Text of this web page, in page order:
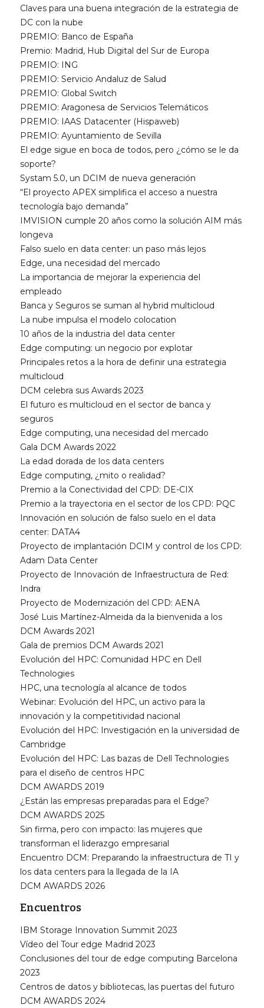
Claves para una buena integración de la estrategia de
DC con la nube
PREMIO: Banco de España
Premio: Madrid, Hub Digital del Sur de Europa
PREMIO: ING
PREMIO: Servicio Andaluz de Salud
PREMIO: Global Switch
PREMIO: Aragonesa de Servicios Telemáticos
PREMIO: IAAS Datacenter (Hispaweb)
PREMIO: Ayuntamiento de Sevilla
El edge sigue en boca de todos, pero ¿cómo se le da
soporte?
Systam 5.0, un DCIM de nueva generación
“El proyecto APEX simplifica el acceso a nuestra
tecnología bajo demanda”
IMVISION cumple 20 años como la solución AIM más
longeva
Falso suelo en data center: un paso más lejos
Edge, una necesidad del mercado
La importancia de mejorar la experiencia del
empleado
Banca y Seguros se suman al hybrid multicloud
La nube impulsa el modelo colocation
10 años de la industria del data center
Edge computing: un negocio por explotar
Principales retos a la hora de definir una estrategia
multicloud
DCM celebra sus Awards 2023
El futuro es multicloud en el sector de banca y
seguros
Edge computing, una necesidad del mercado
Gala DCM Awards 2022
La edad dorada de los data centers
Edge computing, ¿mito o realidad?
Premio a la Conectividad del CPD: DE-CIX
Premio a la trayectoria en el sector de los CPD: PQC
Innovación en solución de falso suelo en el data
center: DATA4
Proyecto de implantación DCIM y control de los CPD:
Adam Data Center
Proyecto de Innovación de Infraestructura de Red:
Indra
Proyecto de Modernización del CPD: AENA
José Luis Martínez-Almeida da la bienvenida a los
DCM Awards 2021
Gala de premios DCM Awards 2021
Evolución del HPC: Comunidad HPC en Dell
Technologies
HPC, una tecnología al alcance de todos
Webinar: Evolución del HPC, un activo para la
innovación y la competitividad nacional
Evolución del HPC: Investigación en la universidad de
Cambridge
Evolución del HPC: Las bazas de Dell Technologies
para el diseño de centros HPC
DCM AWARDS 2019
¿Están las empresas preparadas para el Edge?
DCM AWARDS 2025
Sin firma, pero con impacto: las mujeres que
transforman el liderazgo empresarial
Encuentro DCM: Preparando la infraestructura de TI y
los data centers para la llegada de la IA
DCM AWARDS 2026
Encuentros
IBM Storage Innovation Summit 2023
Vídeo del Tour edge Madrid 2023
Conclusiones del tour de edge computing Barcelona
2023
Centros de datos y bibliotecas, las puertas del futuro
DCM AWARDS 2024